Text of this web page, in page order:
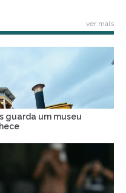
ver mais
guarda um museu